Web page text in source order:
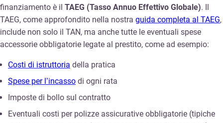
finanziamento è il TAEG (Tasso Annuo Effettivo Globale). Il
TAEG, come approfondito nella nostra guida completa al TAEG,
include non solo il TAN, ma anche tutte le eventuali spese
accessorie obbligatorie legate al prestito, come ad esempio:
Costi di istruttoria della pratica
Spese per l’incasso di ogni rata
Imposte di bollo sul contratto
Eventuali costi per polizze assicurative obbligatorie (tipiche